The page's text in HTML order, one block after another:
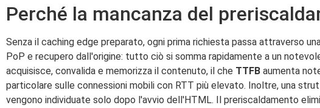
Perché la mancanza del
Senza il caching edge preparato, ogni prima richiesta passa attraverso
PoP e recupero dall'origine: tutto ciò si somma rapidamente a un
acquisisce, convalida e memorizza il contenuto, il che TTFB aumenta
particolare sulle connessioni mobili con RTT più elevato. Inoltre, una
vengono individuate solo dopo l'avvio dell'HTML. Il preriscaldamento